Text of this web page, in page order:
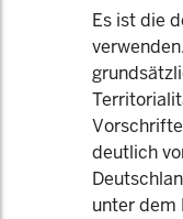
Es ist die
deutlich
unter dem